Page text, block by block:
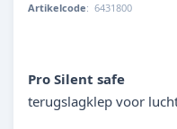
Artikelcode: 6431800
Pro Silent safe
terugslagklep voor